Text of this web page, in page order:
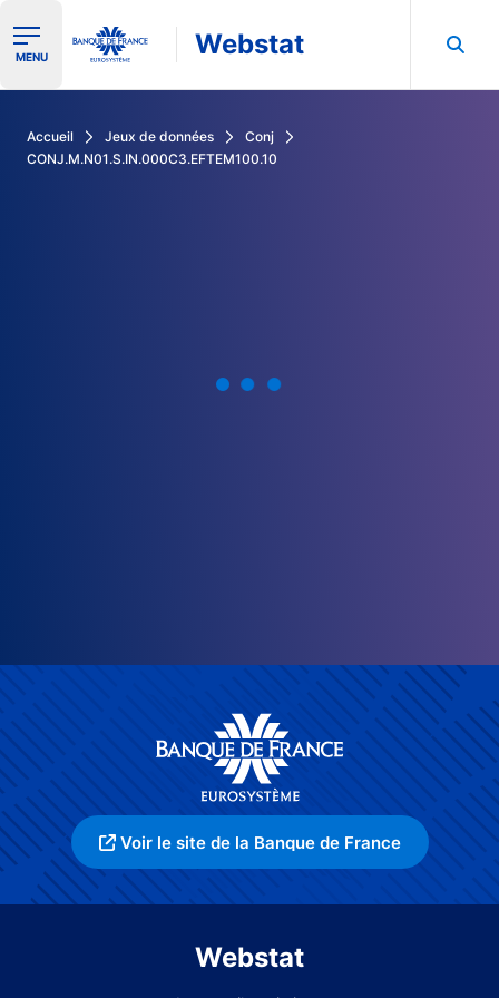
Ouvrir le menu de navigation
MENU Webstat
Accueil Jeux de données
Conj
CONJ.M.N01.S.IN.000C3.EFTEM100.10
Voir le site de la Banque de France
Webstat